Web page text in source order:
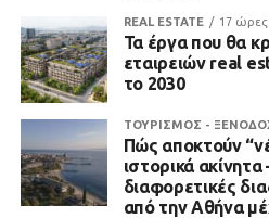
REAL ESTATE 17 ώρες
Τα έργα που θα
εταιρειών real
το 2030
ΤΟΥΡΙΣΜΟΣ -
Πώς αποκτούν
ιστορικά
διαφορετικές
από την Αθήνα